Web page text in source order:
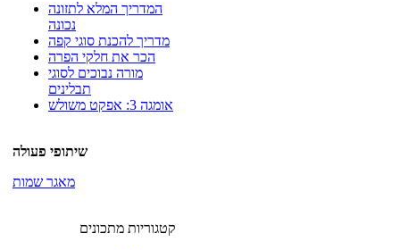
המדריך המלא לתזונה
נכונה
מדריך להכנת סוגי קפה
הכר את חלקי הפרה
מורה נבוכים לסוגי
תבלינים
אומגה 3: אפקט משולש
שיתופי פעולה
מאגר שמות
קטגוריות מתכונים